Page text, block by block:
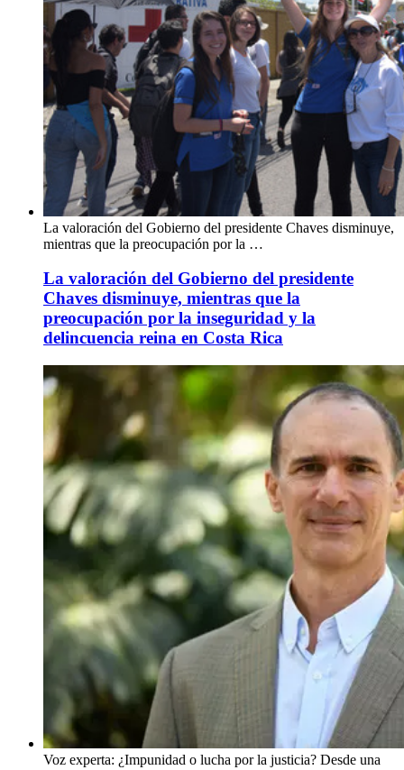
La valoración del Gobierno del presidente Chaves disminuye,
mientras que la preocupación por la …
La valoración del Gobierno del presidente
Chaves disminuye, mientras que la
preocupación por la inseguridad y la
delincuencia reina en Costa Rica
Voz experta: ¿Impunidad o lucha por la justicia? Desde una